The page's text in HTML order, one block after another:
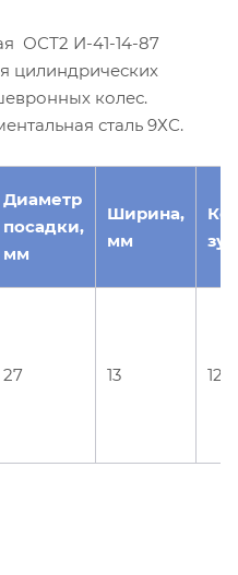
ОСТ2 И-41-14-87
цилиндрических
колес.
сталь 9ХС.
Диаметр
посадки,
мм
Ширина,
мм
27 13 12